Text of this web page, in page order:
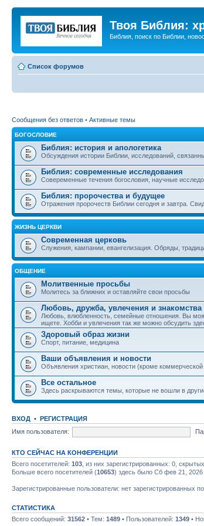
Твоя Библия:
Библия, поиск по Библии,
Список форумов
Сообщения без ответов • Активные темы
БОГОСЛОВИЕ
Библия: история и апологетика
Обсуждения истории Библии, исследований,
Библия: современные исследования
Совеременные течения богословия, научные
Библия: пророчества и будущее
Отражения пророчеств Библии сегодня и завтра.
ЖИЗНЬ ЦЕРКВИ
Современная церковь
Служения, кампании, евангелизация. Обряды,
ОБЩЕНИЕ
Молитвенные просьбы
Молитесь за ближних и оставляйте свои просьбы
Любовь, дружба, увлечения и знакомства
Любовь, влюбленность, семейные отношения. Вы
ищете. Хобби и увлечения так же можно обсудить
Здоровый образ жизни
Спорт, питание, медицина
Ваши объявления и новости
Объявления христиан, новости (кроме
Все остальное
Здесь раскрываются темы, которые не вошли в
ВХОД • РЕГИСТРАЦИЯ
Имя пользователя:
КТО СЕЙЧАС НА КОНФЕРЕНЦИИ
Всего посетителей: 103 , из них зарегистрированных: 0,
Больше всего посетителей (10653) здесь было Сб фев 21, 2026
Зарегистрированные пользователи: нет зарегистрированных
СТАТИСТИКА
Всего сообщений: 31562 • Тем: 1489 • Пользователей: 1349 •